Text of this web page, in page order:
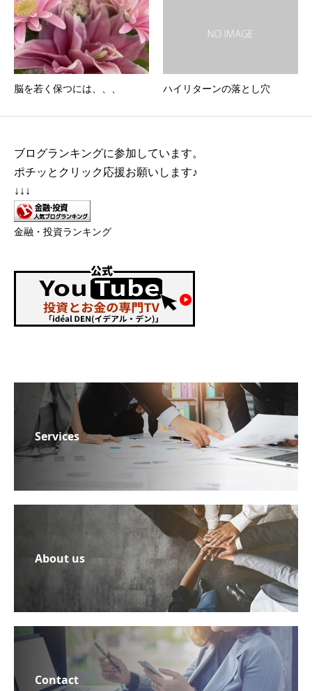
脳を若く保つには、、、 ハイリターンの落とし穴
ブログランキングに参加しています。
ポチッとクリック応援お願いします♪
↓↓↓
金融・投資ランキング
Services
About us
Contact